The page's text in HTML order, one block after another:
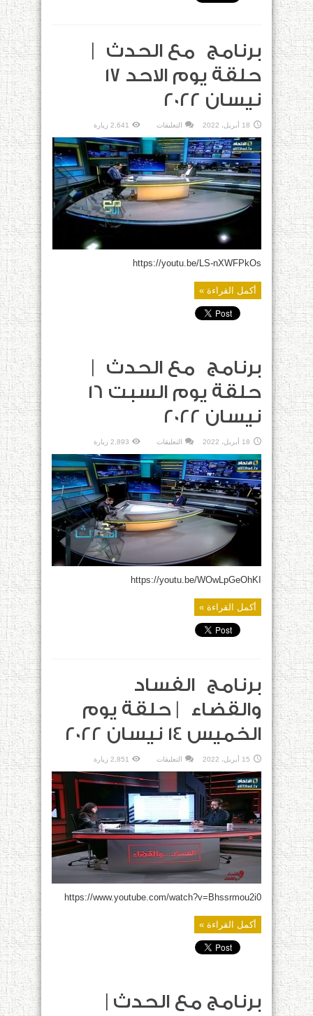
برنامج مع الحدث |
حلقة يوم الاحد 17
نيسان 2022
18 أبريل، 2022 التعليقات
الحدث |
يوم
الاحد
17
نيسان
2022
2,641 زيارة
https://youtu.be/LS-nXWFPkOs
أكمل القراءة »
برنامج مع الحدث |
حلقة يوم السبت 16
نيسان 2022
18 أبريل، 2022 التعليقات
الحدث |
حلقة
يوم
السبت
16
نيسان
2022
مغلقة
2,893 زيارة
https://youtu.be/WOwLpGeOhKI
أكمل القراءة »
برنامج الفساد
والقضاء | حلقة يوم
الخميس 14 نيسان 2022
15 أبريل، 2022 التعليقات
والقضاء |
حلقة
يوم
الخميس
2022
مغلقة
2,851 زيارة
https://www.youtube.com/watch?v=Bhssrmou2i0
أكمل القراءة »
برنامج مع الحدث |